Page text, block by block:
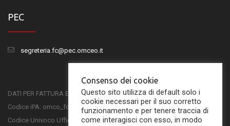
PEC
segreteria.fc@pec.omceo.it
DATI PER FATTURA ELETTRONICA
Codice iPA: omco_fc
Codice Univoco Ufficio: UFSKMC
Consenso dei cookie
Questo sito utilizza di default solo i
cookie necessari per il suo corretto
funzionamento e per tenere traccia di
come interagisci con esso, in modo